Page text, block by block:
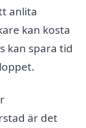
anlita
kan kosta
kan spara tid
är det